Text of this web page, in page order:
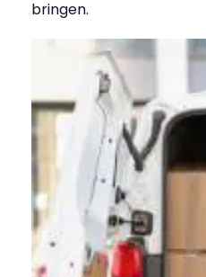
bringen.